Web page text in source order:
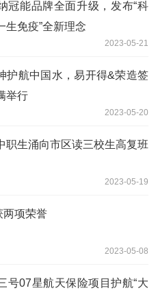
冠能品牌全面升级，发布“科
生免疫”全新理念
2023-05-21
护航中国水，易开得&荣造签
举行
2023-05-20
职生涌向市区读三校生高复班
2023-05-19
两项荣誉
2023-05-08
号07星航天保险项目护航“大